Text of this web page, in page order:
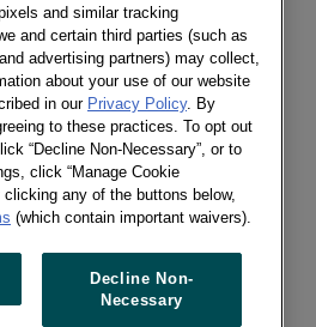
and similar tracking
and certain third parties (such as
advertising partners) may collect,
about your use of our website
in our Privacy Policy. By
to these practices. To opt out
“Decline Non-Necessary”, or to
click “Manage Cookie
any of the buttons below,
(which contain important waivers).
Decline Non-
Necessary